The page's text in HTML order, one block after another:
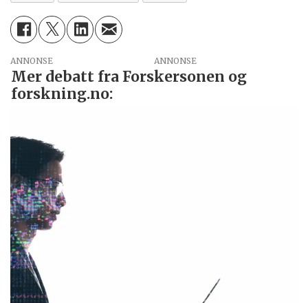
ANNONSE
Mer debatt fra Forskersonen og
forskning.no: